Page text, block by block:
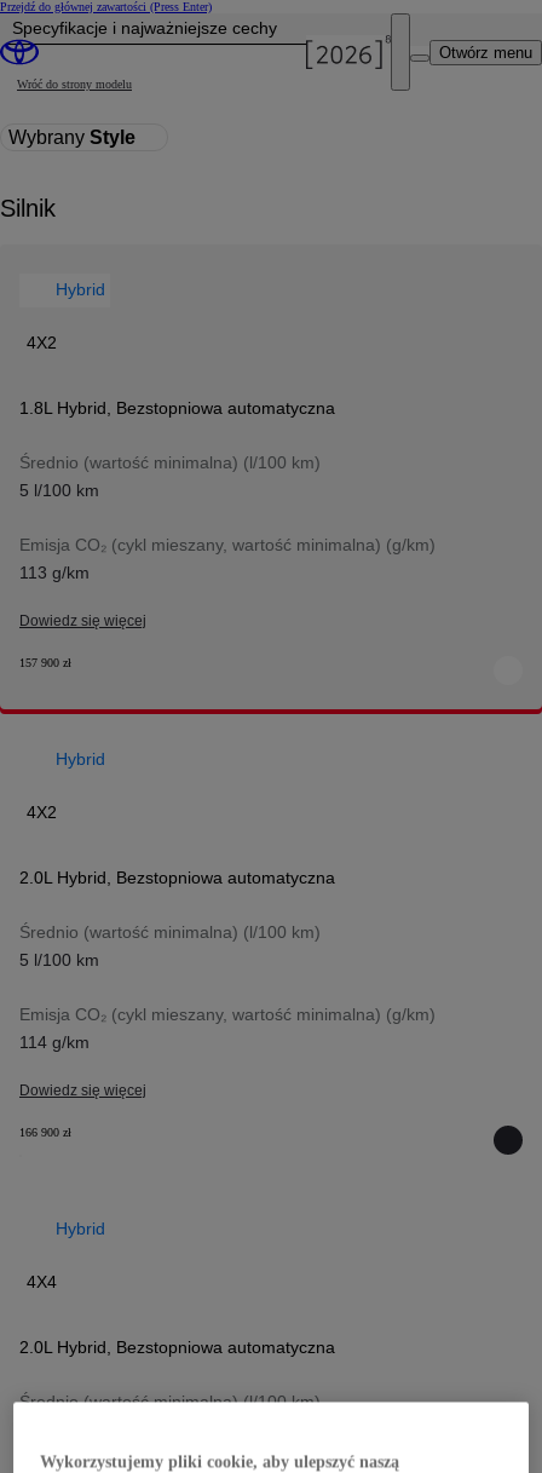
Przejdź do głównej zawartości (Press Enter)
Otwórz menu
Cena została zaktualizowana Cena Twojej konfiguracji została zmieniona na 157 900 zł.
Specyfikacje i najważniejsze cechy
Wróć do strony modelu
Wybrany Style
Silnik
Hybrid
4X2
1.8L Hybrid Bezstopniowa automatyczna
Średnio (wartość minimalna) (l/100 km)
5 l/100 km
Emisja CO₂ (cykl mieszany, wartość minimalna) (g/km)
113 g/km
Dowiedz się więcej
157 900 zł
Hybrid
4X2
2.0L Hybrid Bezstopniowa automatyczna
Średnio (wartość minimalna) (l/100 km)
5 l/100 km
Emisja CO₂ (cykl mieszany, wartość minimalna) (g/km)
114 g/km
Dowiedz się więcej
166 900 zł
Hybrid
4X4
2.0L Hybrid Bezstopniowa automatyczna
Średnio (wartość minimalna) (l/100 km)
Wykorzystujemy pliki cookie, aby ulepszyć naszą